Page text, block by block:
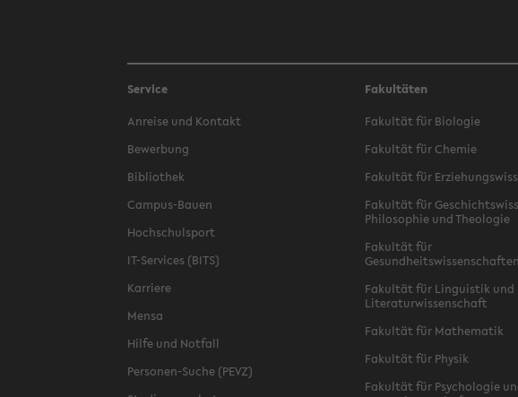
Service
Anreise und Kontakt
Bewerbung
Bibliothek
Campus-Bauen
Hochschulsport
IT-Services (BITS)
Karriere
Mensa
Hilfe und Notfall
Personen-Suche (PEVZ)
Fakultäten
Fakultät für Biologie
Fakultät für Chemie
Fakultät für
Fakultät für
Philosophie und Theologie
Fakultät für
Gesundheitswissenschaften
Fakultät für Linguistik und
Literaturwissenschaft
Fakultät für Mathematik
Fakultät für Physik
Fakultät für Psychologie